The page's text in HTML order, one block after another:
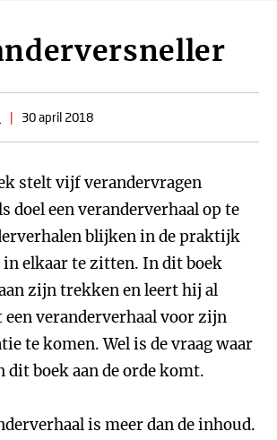
| 30 april 2018
stelt vijf verandervragen
doel een veranderverhaal op te
blijken in de praktijk
in elkaar te zitten. In dit boek
zijn trekken en leert hij al
een veranderverhaal voor zijn
te komen. Wel is de vraag waar
dit boek aan de orde komt.
is meer dan de inhoud.